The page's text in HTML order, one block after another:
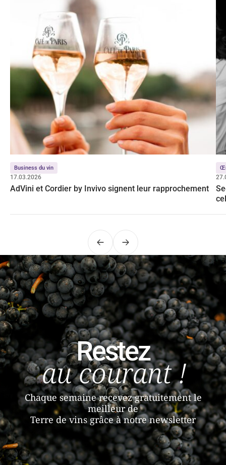
Business du vin
17.03.2026
AdVini et Cordier by Invivo signent leur rapprochement
PrécédentSuivant
Restez
au courant !
Chaque semaine recevez gratuitement le
meilleur de
Terre de vins grâce à notre newsletter